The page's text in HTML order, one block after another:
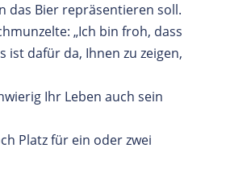
das Bier repräsentieren soll.
„Ich bin froh, dass
ist dafür da, Ihnen zu zeigen,
Ihr Leben auch sein
Platz für ein oder zwei